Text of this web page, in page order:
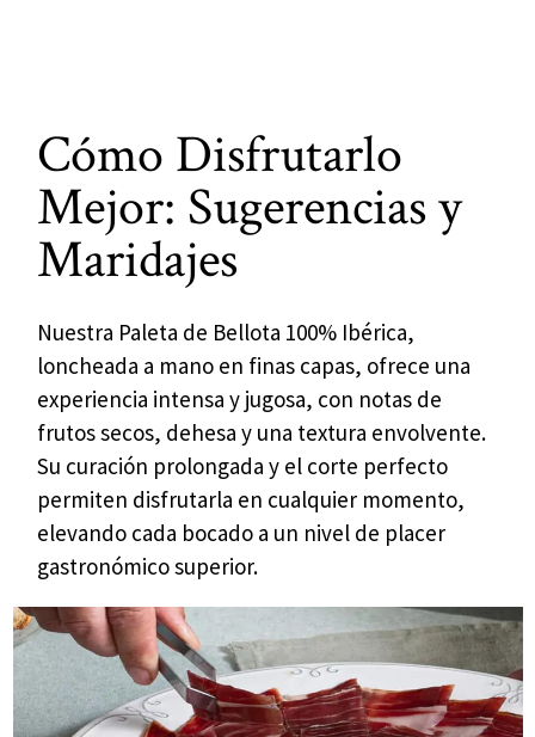
Cómo Disfrutarlo
Mejor: Sugerencias y
Maridajes
Nuestra Paleta de Bellota 100% Ibérica,
loncheada a mano en finas capas, ofrece una
experiencia intensa y jugosa, con notas de
frutos secos, dehesa y una textura envolvente.
Su curación prolongada y el corte perfecto
permiten disfrutarla en cualquier momento,
elevando cada bocado a un nivel de placer
gastronómico superior.